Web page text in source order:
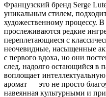
Французский бренд Serge
уникальным стилем,
художественному процессу.
прослеживаются редкие
переплетающиеся с
неочевидные, насыщенные
с первого вдоха, но они
след, надолго остающийся в
воплощает
аромат — это не просто
навеянная культурными и